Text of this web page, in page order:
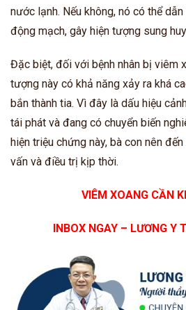
nước lạnh. Nếu không, nó có thể
động mạch, gây hiện tượng sung
Đặc biệt, đối với bệnh nhân bị viêm
tượng này có khả năng xảy ra khá
bắn thành tia. Vì đây là dấu hiệu
tái phát và đang có chuyển biến
hiện triệu chứng này, bà con nên
vấn và điều trị kịp thời.
VIÊM XOANG CẦN
INBOX NGAY – LƯƠNG Y